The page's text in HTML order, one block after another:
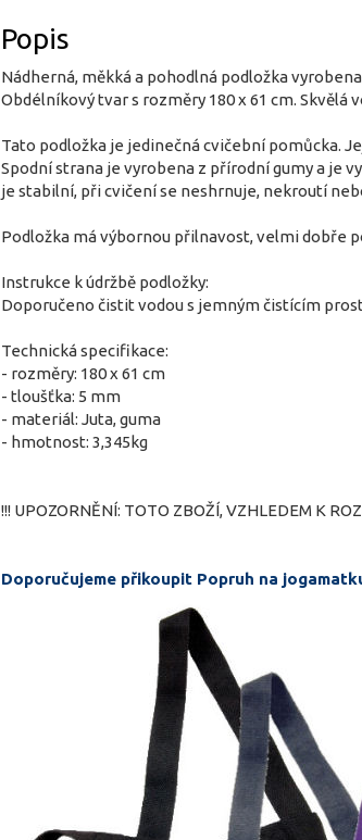
Popis
Nádherná, měkká a pohodlná podložka
Obdélníkový tvar s rozměry 180 x 61 cm. Skvělá
Tato podložka je jedinečná cvičební pomůcka.
Spodní strana je vyrobena z přírodní gumy a je
je stabilní, při cvičení se neshrnuje, nekroutí
Podložka má výbornou přilnavost, velmi dobře
Instrukce k údržbě podložky:
Doporučeno čistit vodou s jemným čistícím
Technická specifikace:
- rozměry: 180 x 61 cm
- tloušťka: 5 mm
- materiál: Juta, guma
- hmotnost: 3,345kg
!!! UPOZORNĚNÍ: TOTO ZBOŽÍ, VZHLEDEM K
Doporučujeme přikoupit Popruh na